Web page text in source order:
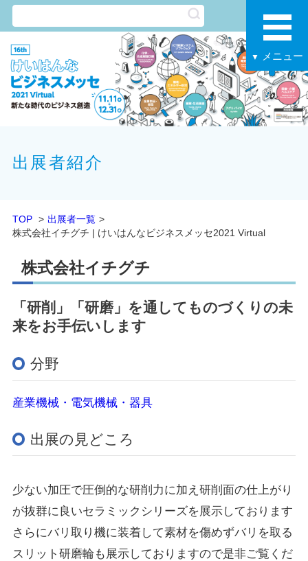
▼ メニュー
出展者紹介
TOP
出展者一覧
株式会社イチグチ | けいはんなビジネスメッセ2021 Virtual
株式会社イチグチ
「研削」「研磨」を通してものづくりの未
来をお手伝いします
分野
産業機械・電気機械・器具
出展の見どころ
少ない加圧で圧倒的な研削力に加え研削面の仕上がり
が抜群に良いセラミックシリーズを展示しております
さらにバリ取り機に装着して素材を傷めずバリを取る
スリット研磨輪も展示しておりますので是非ご覧くだ